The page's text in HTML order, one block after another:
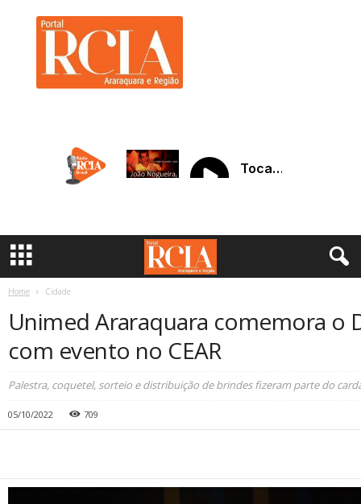
a
Home Cidade
Unimed Araraquara comemora o
com evento no CEAR
Palestra, coquetel, sorteio e distribuição de brindes fizeram parte do
05/10/2022 709